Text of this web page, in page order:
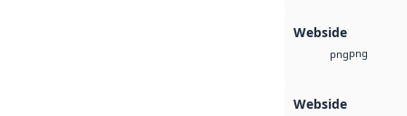
Webside
pngpng
Webside